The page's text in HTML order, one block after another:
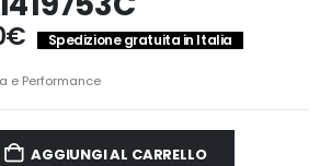
€Il
prezzo
attuale
è:
59,00€.
Spedizione gratuita in Italia
e Performance
AGGIUNGI AL CARRELLO